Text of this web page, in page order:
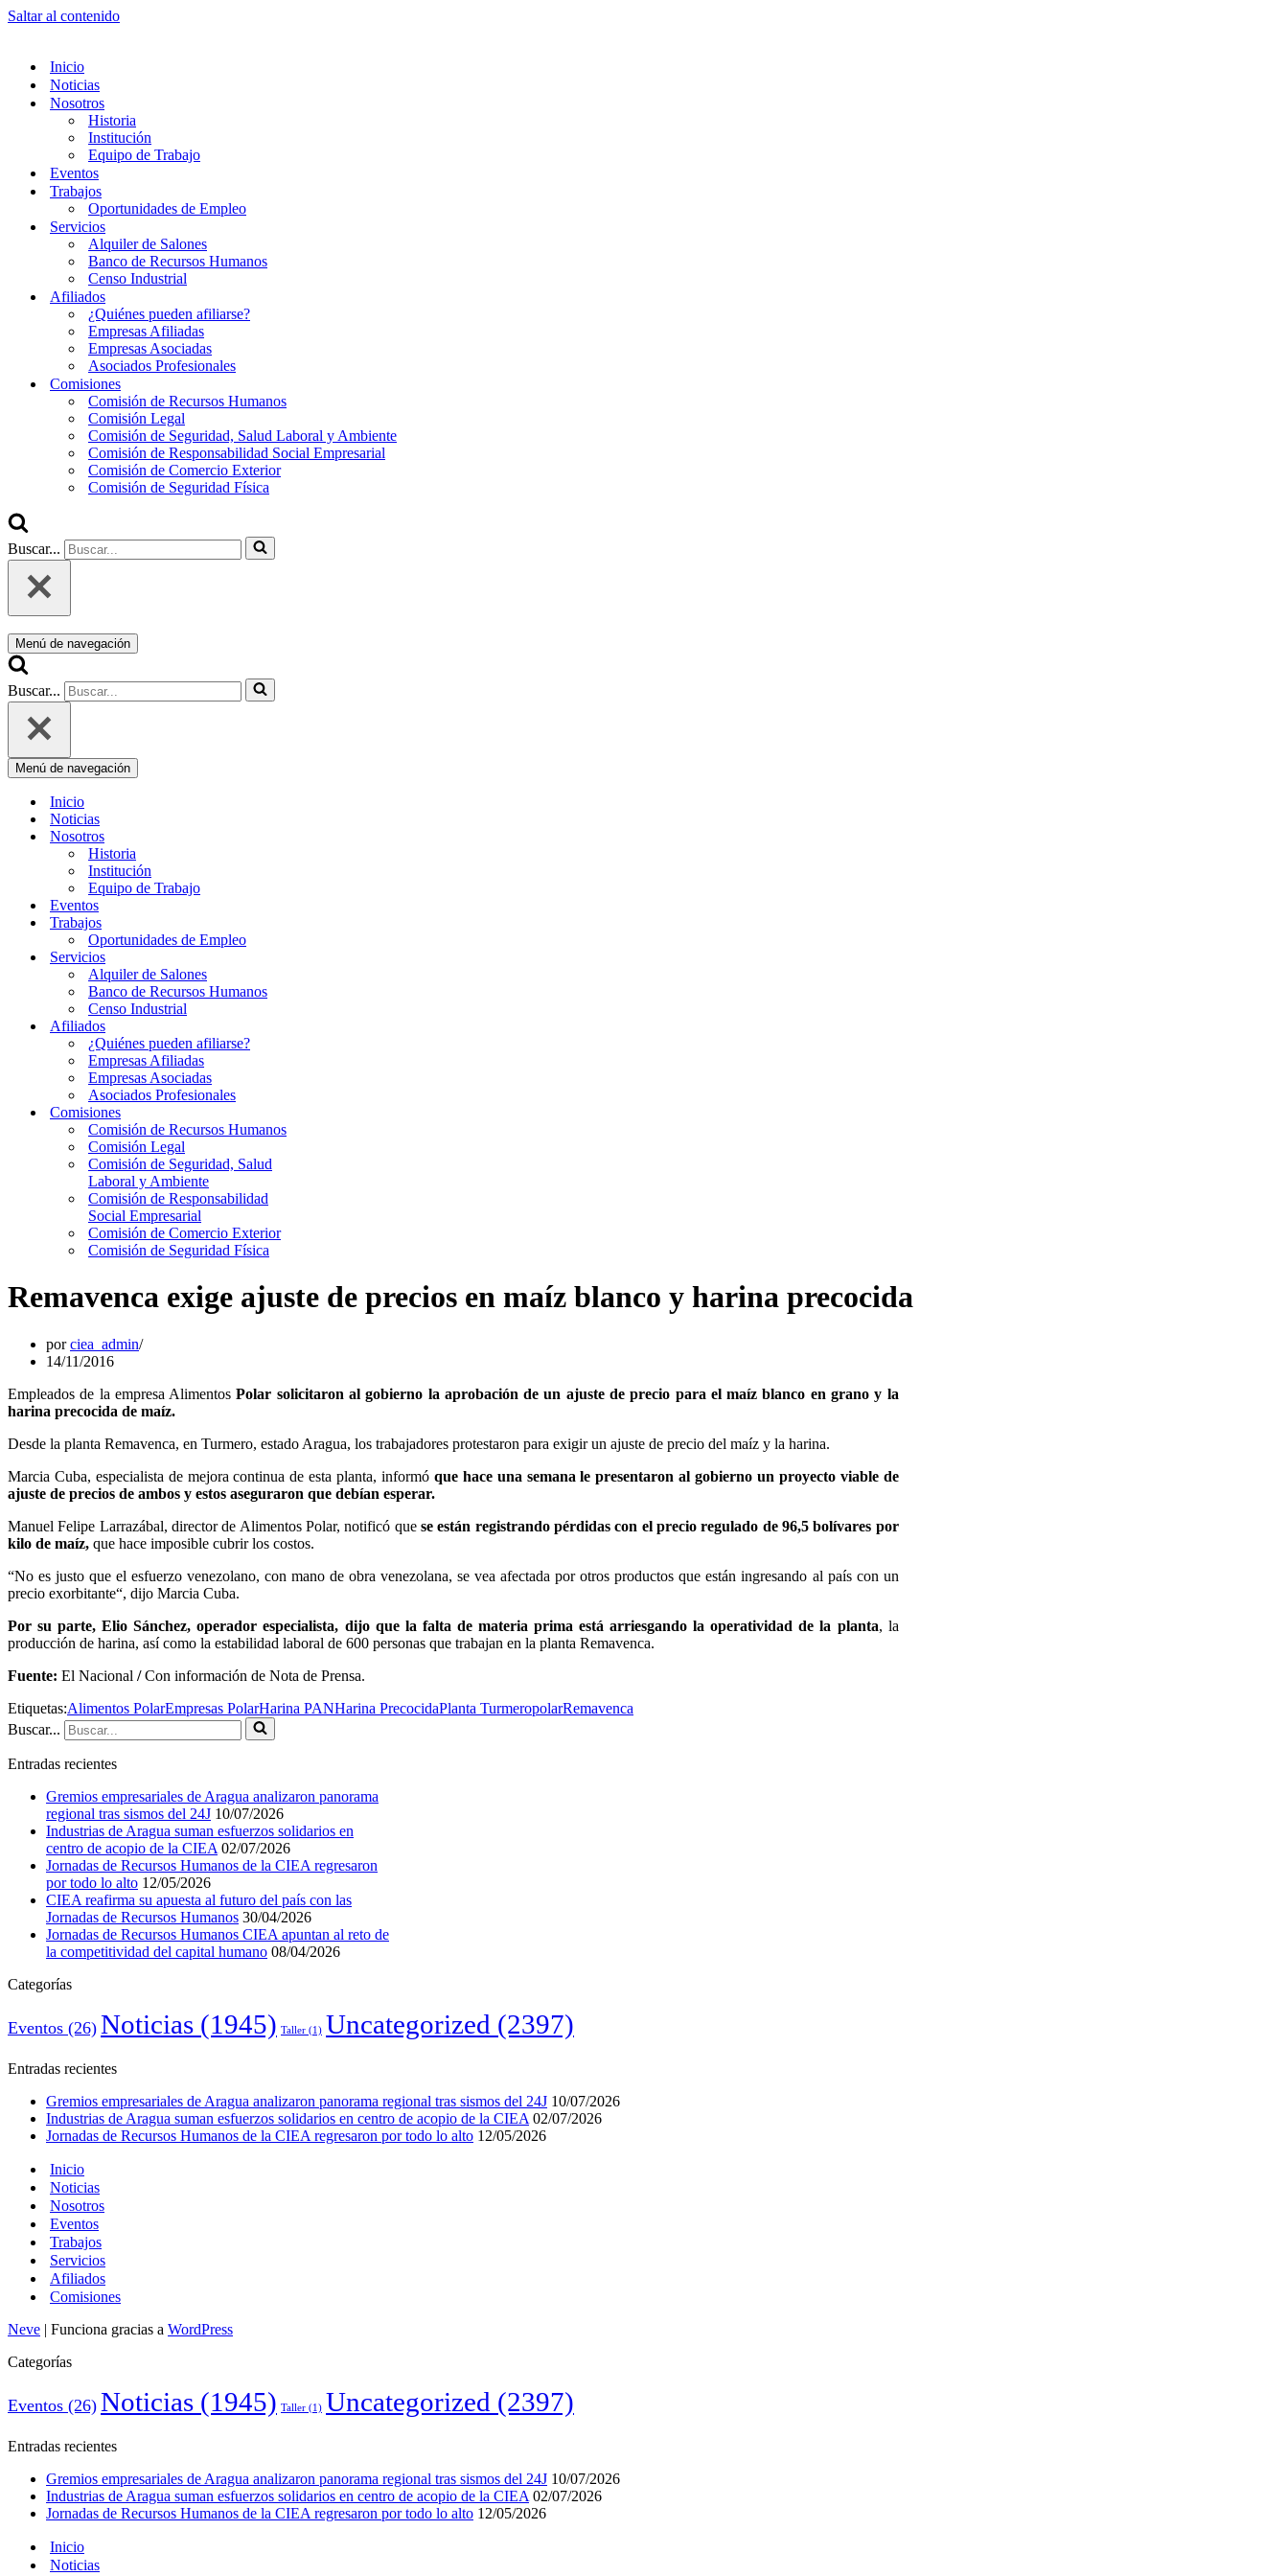
Saltar al contenido
Inicio
Noticias
Nosotros
Historia
Institución
Equipo de Trabajo
Eventos
Trabajos
Oportunidades de Empleo
Servicios
Alquiler de Salones
Banco de Recursos Humanos
Censo Industrial
Afiliados
¿Quiénes pueden afiliarse?
Empresas Afiliadas
Empresas Asociadas
Asociados Profesionales
Comisiones
Comisión de Recursos Humanos
Comisión Legal
Comisión de Seguridad, Salud Laboral y Ambiente
Comisión de Responsabilidad Social Empresarial
Comisión de Comercio Exterior
Comisión de Seguridad Física
Buscar...
Menú de navegación
Buscar...
Menú de navegación
Inicio
Noticias
Nosotros
Historia
Institución
Equipo de Trabajo
Eventos
Trabajos
Oportunidades de Empleo
Servicios
Alquiler de Salones
Banco de Recursos Humanos
Censo Industrial
Afiliados
¿Quiénes pueden afiliarse?
Empresas Afiliadas
Empresas Asociadas
Asociados Profesionales
Comisiones
Comisión de Recursos Humanos
Comisión Legal
Comisión de Seguridad, Salud
Laboral y Ambiente
Comisión de Responsabilidad
Social Empresarial
Comisión de Comercio Exterior
Comisión de Seguridad Física
Remavenca exige ajuste de precios en maíz blanco y harina precocida
porciea_admin
14/11/2016
Empleados de la empresa AlimentosPolar solicitaron al gobierno la aprobación de un ajuste de precio para el maíz blanco en grano y la
harina precocida de maíz.
Desde la planta Remavenca, en Turmero, estado Aragua, los trabajadores protestaron para exigir un ajuste de precio del maíz y la harina.
Marcia Cuba, especialista de mejora continua de esta planta, informó que hace una semana le presentaron al gobierno un proyecto viable de
ajuste de precios de ambos y estos aseguraron que debían esperar.
Manuel Felipe Larrazábal, director de Alimentos Polar, notificó que se están registrando pérdidas con el precio regulado de 96,5 bolívares por
kilo de maíz, que hace imposible cubrir los costos.
“No es justo que el esfuerzo venezolano, con mano de obra venezolana, se vea afectada por otros productos que están ingresando al país con un
precio exorbitante“, dijo Marcia Cuba.
Por su parte, Elio Sánchez, operador especialista, dijo que la falta de materia prima está arriesgando la operatividad de la planta, la
producción de harina, así como la estabilidad laboral de 600 personas que trabajan en la planta Remavenca.
Fuente: El Nacional /Con información de Nota de Prensa.
Etiquetas:Alimentos PolarEmpresas PolarHarina PANHarina PrecocidaPlanta TurmeropolarRemavenca
Buscar...
Entradas recientes
Gremios empresariales de Aragua analizaron panorama
regional tras sismos del 24J 10/07/2026
Industrias de Aragua suman esfuerzos solidarios en
centro de acopio de la CIEA 02/07/2026
Jornadas de Recursos Humanos de la CIEA regresaron
por todo lo alto 12/05/2026
CIEA reafirma su apuesta al futuro del país con las
Jornadas de Recursos Humanos 30/04/2026
Jornadas de Recursos Humanos CIEA apuntan al reto de
la competitividad del capital humano 08/04/2026
Categorías
Eventos (26) Noticias (1945) Taller (1) Uncategorized (2397)
Entradas recientes
Gremios empresariales de Aragua analizaron panorama regional tras sismos del 24J 10/07/2026
Industrias de Aragua suman esfuerzos solidarios en centro de acopio de la CIEA 02/07/2026
Jornadas de Recursos Humanos de la CIEA regresaron por todo lo alto 12/05/2026
Inicio
Noticias
Nosotros
Eventos
Trabajos
Servicios
Afiliados
Comisiones
Neve | Funciona gracias a WordPress
Categorías
Eventos (26) Noticias (1945) Taller (1) Uncategorized (2397)
Entradas recientes
Gremios empresariales de Aragua analizaron panorama regional tras sismos del 24J 10/07/2026
Industrias de Aragua suman esfuerzos solidarios en centro de acopio de la CIEA 02/07/2026
Jornadas de Recursos Humanos de la CIEA regresaron por todo lo alto 12/05/2026
Inicio
Noticias